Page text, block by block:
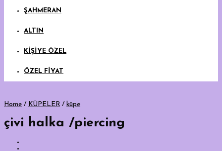
ŞAHMERAN
ALTIN
KİŞİYE ÖZEL
ÖZEL FİYAT
Home / KÜPELER / küpe
çivi halka /piercing